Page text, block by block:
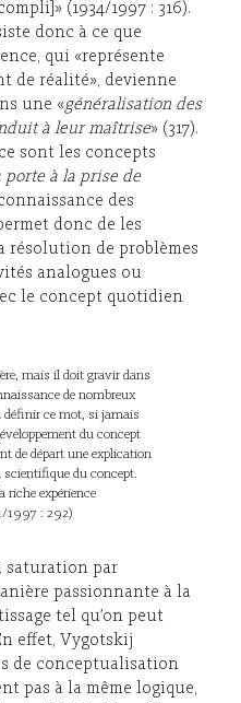
(1934/1997 : 316).
donc à ce que
qui «représente
de réalité», devienne
une «généralisation des
à leur maîtrise» (317).
sont les concepts
porte à la prise de
des
donc de les
résolution de problèmes
analogues ou
le concept quotidien
mais il doit gravir dans
de nombreux
définir ce mot, si jamais
du concept
de départ une explication
du concept.
riche expérience
1997 : 292)
saturation par
passionnante à la
tel qu’on peut
effet, Vygotskij
de conceptualisation
pas à la même logique,